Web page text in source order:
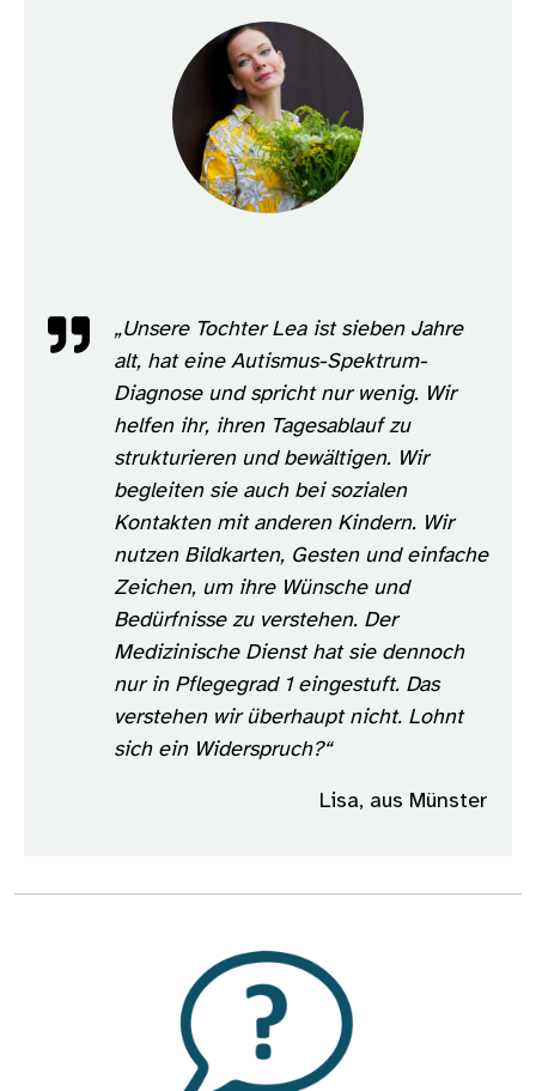
„Unsere Tochter Lea ist sieben Jahre
alt, hat eine Autismus-Spektrum-
Diagnose und spricht nur wenig. Wir
helfen ihr, ihren Tagesablauf zu
strukturieren und bewältigen. Wir
begleiten sie auch bei sozialen
Kontakten mit anderen Kindern. Wir
nutzen Bildkarten, Gesten und einfache
Zeichen, um ihre Wünsche und
Bedürfnisse zu verstehen. Der
Medizinische Dienst hat sie dennoch
nur in Pflegegrad 1 eingestuft. Das
verstehen wir überhaupt nicht. Lohnt
sich ein Widerspruch?“
Lisa, aus Münster